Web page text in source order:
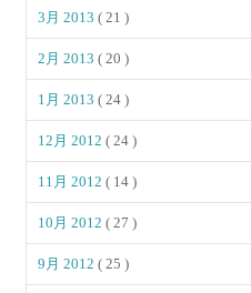
3月 2013( 21 )
2月 2013( 20 )
1月 2013( 24 )
12月 2012( 24 )
11月 2012( 14 )
10月 2012( 27 )
9月 2012( 25 )